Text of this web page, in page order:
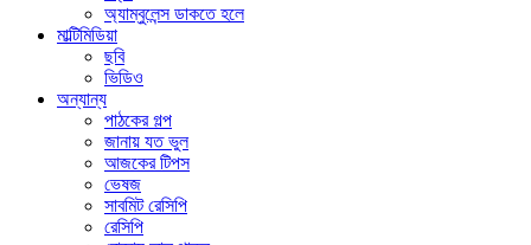
অ্যাম্বুলেন্স ডাকতে হলে
মাল্টিমিডিয়া
ছবি
ভিডিও
অন্যান্য
পাঠকের গল্প
জানায় যত ভুল
আজকের টিপস
ভেষজ
সাবমিট রেসিপি
রেসিপি